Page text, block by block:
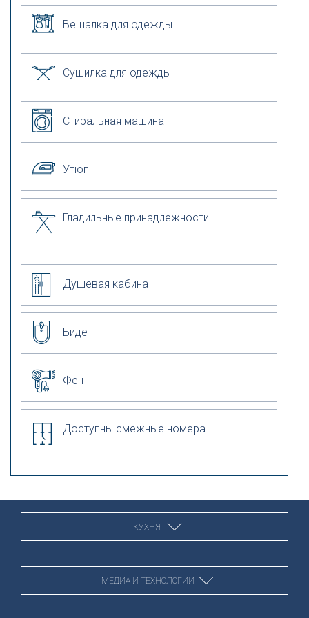
Вешалка для одежды
Сушилка для одежды
Стиральная машина
Утюг
Гладильные принадлежности
Душевая кабина
Биде
Фен
Доступны смежные номера
КУХНЯ
МЕДИА И ТЕХНОЛОГИИ